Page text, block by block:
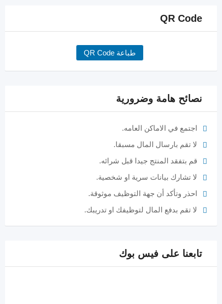
QR Code
طباعة QR Code
نصائح هامة وضرورية
اجتمع في الاماكن العامه.
لا تقم بارسال المال مسبقا.
قم بتفقد المنتج جيدا قبل شرائه.
لا تشارك بيانات سرية او شخصية.
احذر وتأكد أن جهة التوظيف موثوقة.
لا تقم بدفع المال لتوظيفك او تدريبك.
تابعنا على فيس بوك